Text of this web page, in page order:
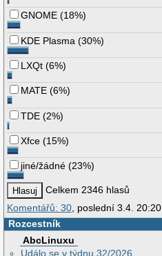
GNOME (18%)
KDE Plasma (30%)
LXQt (6%)
MATE (6%)
TDE (2%)
Xfce (15%)
jiné/žádné (23%)
Celkem 2346 hlasů
Komentářů: 30 , poslední 3.4. 20:20
Rozcestník
AbcLinuxu
Událo se v týdnu 32/2026